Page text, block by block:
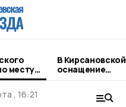
месту
В
оснащение
, 16:21